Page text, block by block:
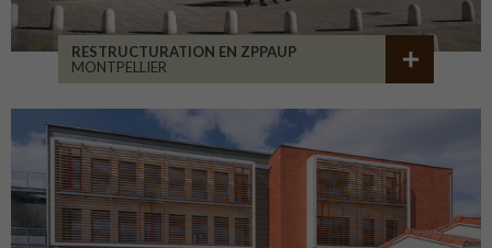
RESTRUCTURATION EN ZPPAUP
MONTPELLIER